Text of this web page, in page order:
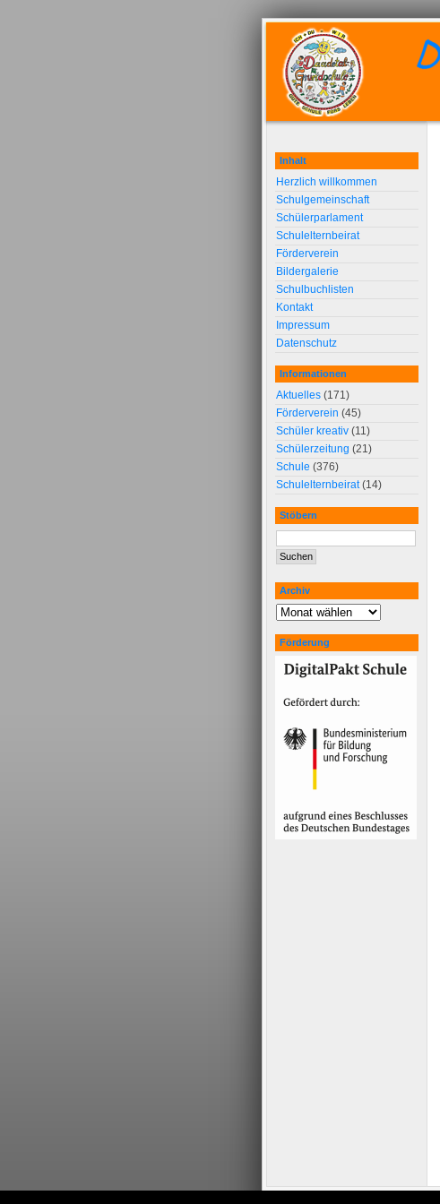
Inhalt
Herzlich willkommen
Schulgemeinschaft
Schülerparlament
Schulelternbeirat
Förderverein
Bildergalerie
Schulbuchlisten
Kontakt
Impressum
Datenschutz
Informationen
Aktuelles (171)
Förderverein (45)
Schüler kreativ (11)
Schülerzeitung (21)
Schule (376)
Schulelternbeirat(14)
Stöbern
Archiv
Förderung